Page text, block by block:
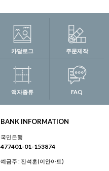
카달로그 주문제작
액자종류 FAQ
BANK INFORMATION
국민은행
477401-01-153874
예금주 : 진석훈(이안아트)